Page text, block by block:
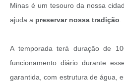
Minas é um tesouro da nossa
ajuda a preservar nossa tradição
A temporada terá duração de
funcionamento diário durante
garantida, com estrutura de água,